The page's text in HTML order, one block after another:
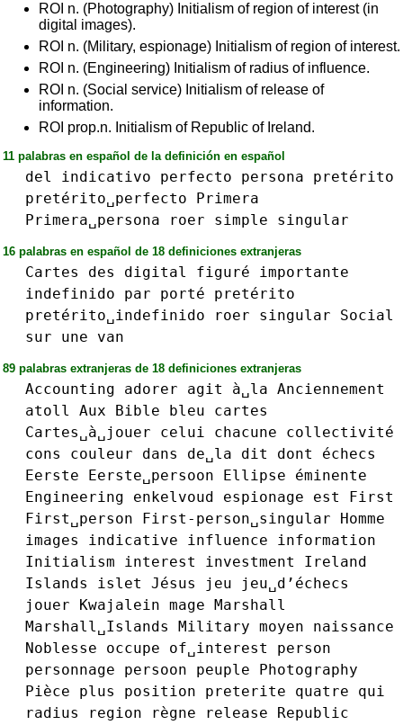
ROI n. (Photography) Initialism of region of interest (in
digital images).
ROI n. (Military, espionage) Initialism of region of interest.
ROI n. (Engineering) Initialism of radius of influence.
ROI n. (Social service) Initialism of release of
information.
ROI prop.n. Initialism of Republic of Ireland.
11 palabras en español de la definición en español
del indicativo perfecto persona
pretérito
pretérito␣perfecto
Primera
Primera␣persona
roer simple singular
16 palabras en español de 18 definiciones extranjeras
Cartes des digital figuré
importante
indefinido
par porté
pretérito
pretérito␣indefinido
roer singular
Social
sur
une van
89 palabras extranjeras de 18 definiciones extranjeras
Accounting adorer agit à␣la Anciennement
atoll
Aux Bible bleu
cartes
Cartes␣à␣jouer
celui chacune
collectivité
cons
couleur dans de␣la dit dont
échecs
Eerste
Eerste␣persoon Ellipse
éminente
Engineering
enkelvoud espionage est
First
First␣person
First-person␣singular
Homme
images
indicative influence
information
Initialism
interest investment
Ireland
Islands
islet Jésus jeu
jeu␣d’échecs
jouer
Kwajalein mage Marshall
Marshall␣Islands
Military moyen
naissance
Noblesse
occupe of␣interest
person
personnage
persoon peuple
Photography
Pièce
plus position preterite quatre
qui
radius
region règne release
Republic